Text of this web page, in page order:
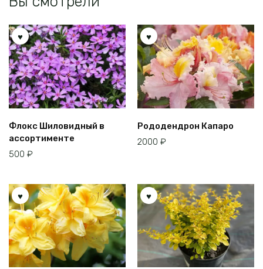
Флокс Шиловидный в
ассортименте
500 ₽
Рододендрон Капаро
2000 ₽